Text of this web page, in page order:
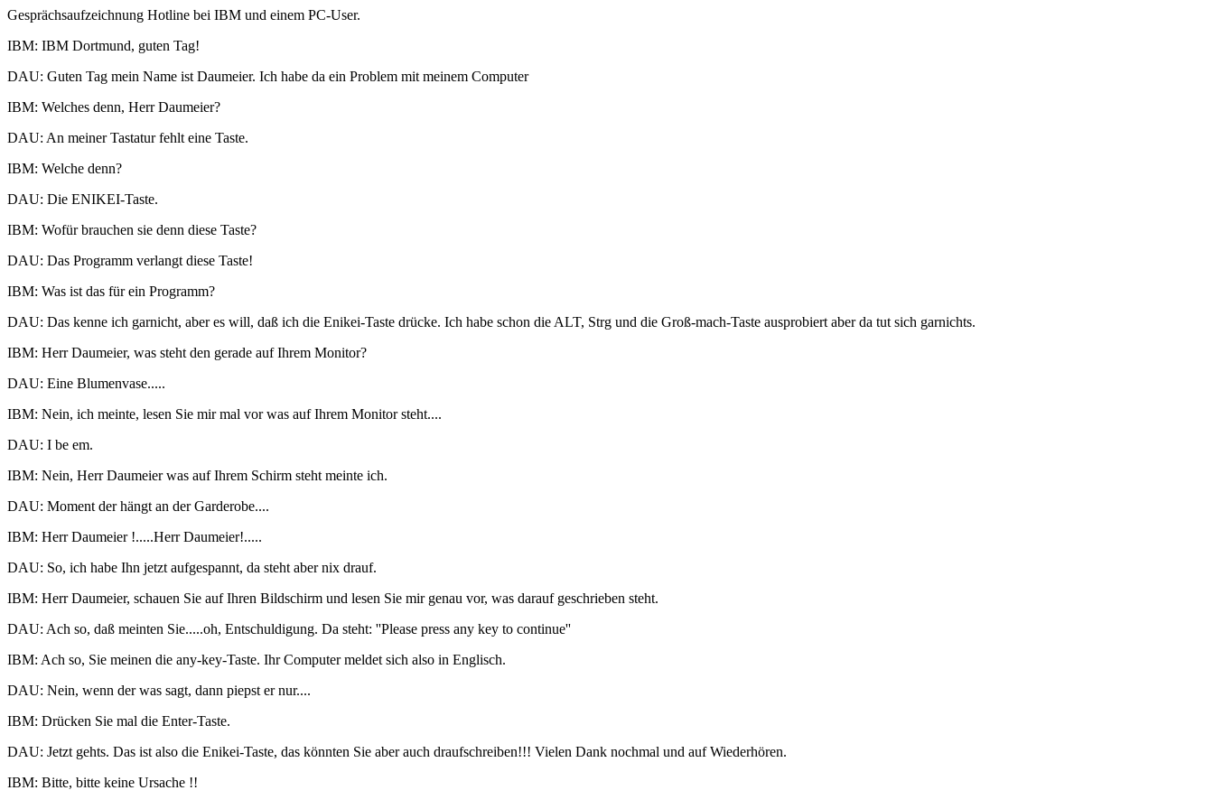
Gesprächsaufzeichnung Hotline bei IBM und einem PC-User.
IBM: IBM Dortmund, guten Tag!
DAU: Guten Tag mein Name ist Daumeier. Ich habe da ein Problem mit meinem Computer
IBM: Welches denn, Herr Daumeier?
DAU: An meiner Tastatur fehlt eine Taste.
IBM: Welche denn?
DAU: Die ENIKEI-Taste.
IBM: Wofür brauchen sie denn diese Taste?
DAU: Das Programm verlangt diese Taste!
IBM: Was ist das für ein Programm?
DAU: Das kenne ich garnicht, aber es will, daß ich die Enikei-Taste drücke. Ich habe schon die ALT, Strg und die Groß-mach-Taste ausprobiert aber da tut sich garnichts.
IBM: Herr Daumeier, was steht den gerade auf Ihrem Monitor?
DAU: Eine Blumenvase.....
IBM: Nein, ich meinte, lesen Sie mir mal vor was auf Ihrem Monitor steht....
DAU: I be em.
IBM: Nein, Herr Daumeier was auf Ihrem Schirm steht meinte ich.
DAU: Moment der hängt an der Garderobe....
IBM: Herr Daumeier !.....Herr Daumeier!.....
DAU: So, ich habe Ihn jetzt aufgespannt, da steht aber nix drauf.
IBM: Herr Daumeier, schauen Sie auf Ihren Bildschirm und lesen Sie mir genau vor, was darauf geschrieben steht.
DAU: Ach so, daß meinten Sie.....oh, Entschuldigung. Da steht: ''Please press any key to continue''
IBM: Ach so, Sie meinen die any-key-Taste. Ihr Computer meldet sich also in Englisch.
DAU: Nein, wenn der was sagt, dann piepst er nur....
IBM: Drücken Sie mal die Enter-Taste.
DAU: Jetzt gehts. Das ist also die Enikei-Taste, das könnten Sie aber auch draufschreiben!!! Vielen Dank nochmal und auf Wiederhören.
IBM: Bitte, bitte keine Ursache !!